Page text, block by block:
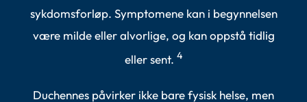
sykdomsforløp. Symptomene kan i begynnelsen
være milde eller alvorlige, og kan oppstå tidlig
eller sent. 4
Duchennes påvirker ikke bare fysisk helse, men